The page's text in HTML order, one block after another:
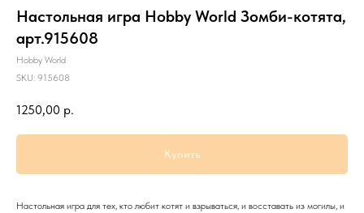
Настольная игра Hobby World Зомби-котята,
арт.915608
Hobby World
SKU: 915608
1250,00 р.
Купить
Настольная игра для тех, кто любит котят и взрываться, и восставать из могилы, и